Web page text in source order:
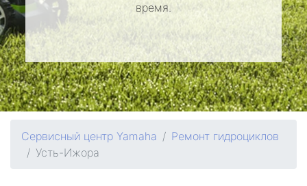
время.
Сервисный центр Yamaha
Ремонт гидроциклов
Усть-Ижора